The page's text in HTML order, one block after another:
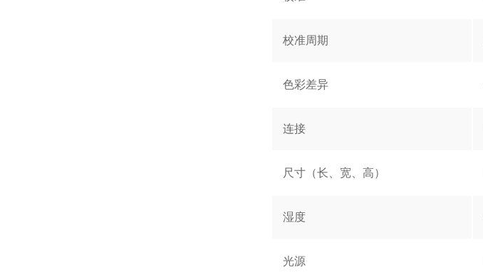
校准周期
色彩差异
连接
尺寸（长、宽、高）
湿度
光源